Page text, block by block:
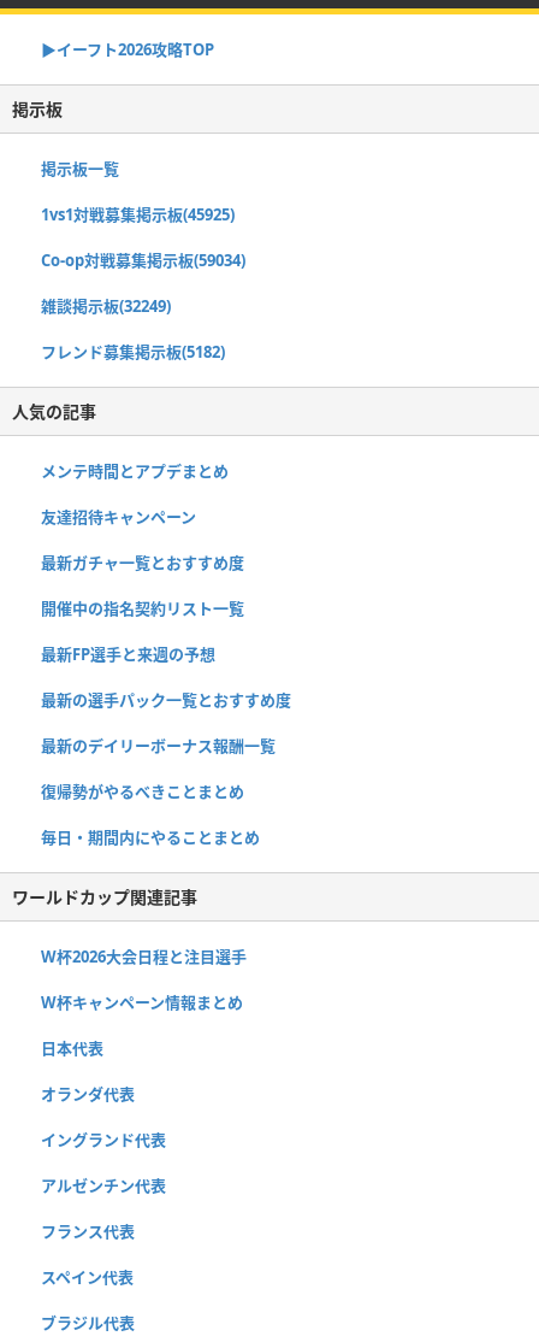
▶イーフト2026攻略TOP
掲示板
掲示板一覧
1vs1対戦募集掲示板(45925)
Co-op対戦募集掲示板(59034)
雑談掲示板(32249)
フレンド募集掲示板(5182)
人気の記事
メンテ時間とアプデまとめ
友達招待キャンペーン
最新ガチャ一覧とおすすめ度
開催中の指名契約リスト一覧
最新FP選手と来週の予想
最新の選手パック一覧とおすすめ度
最新のデイリーボーナス報酬一覧
復帰勢がやるべきことまとめ
毎日・期間内にやることまとめ
ワールドカップ関連記事
W杯2026大会日程と注目選手
W杯キャンペーン情報まとめ
日本代表
オランダ代表
イングランド代表
アルゼンチン代表
フランス代表
スペイン代表
ブラジル代表